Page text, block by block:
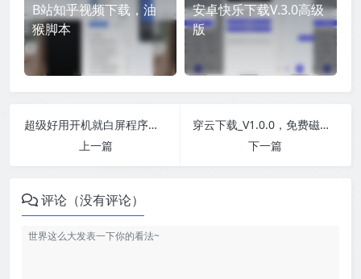
B站知乎视频下载，油
猴脚本
安卓快乐下载V.3.0高级
版
超级好用开机就白屏程序别人以为你电脑坏了
上一篇
穿云下载_V1.0.0，免费磁力下载云播软件
下一篇
评论（没有评论）